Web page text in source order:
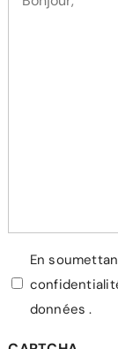
privée
En
données .